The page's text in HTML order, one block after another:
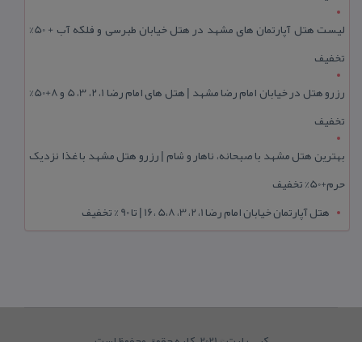
لیست هتل آپارتمان های مشهد در هتل خیابان طبرسی و فلکه آب + 50%
تخفیف
رزرو هتل در خیابان امام رضا مشهد | هتل‌ های امام رضا 1، 2، 3، 5 و 8+50%
تخفیف
بهترین هتل مشهد با صبحانه، ناهار و شام | رزرو هتل مشهد با غذا نزدیک
حرم+50% تخفیف
هتل آپارتمان خیابان امام رضا 1، 2، 3، 5،8 ،16 | تا 90 % تخفیف